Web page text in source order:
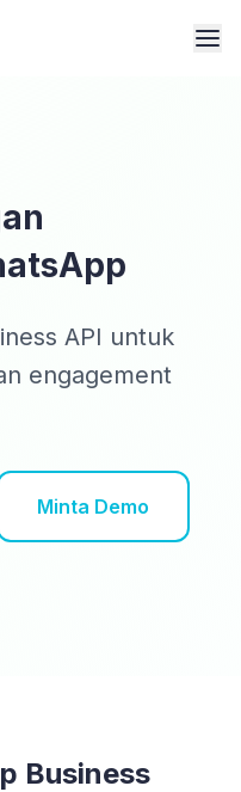
API untuk
engagement
Minta Demo
Business